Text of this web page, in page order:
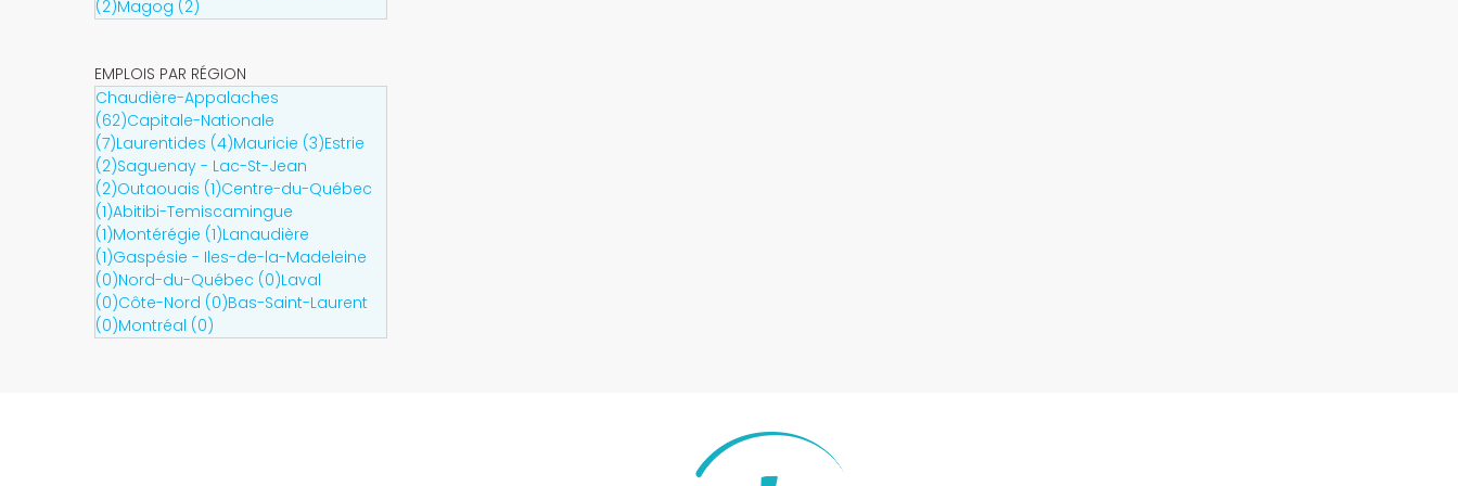
(2)Magog (2)
EMPLOIS PAR RÉGION
Chaudière-Appalaches
(62)Capitale-Nationale
(7)Laurentides (4)Mauricie (3)Estrie
(2)Saguenay - Lac-St-Jean
(2)Outaouais (1)Centre-du-Québec
(1)Abitibi-Temiscamingue
(1)Montérégie (1)Lanaudière
(1)Gaspésie - Iles-de-la-Madeleine
(0)Nord-du-Québec (0)Laval
(0)Côte-Nord (0)Bas-Saint-Laurent
(0)Montréal (0)